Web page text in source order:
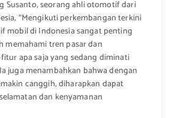
Susanto, seorang ahli otomotif dari
“Mengikuti perkembangan terkini
mobil di Indonesia sangat penting
memahami tren pasar dan
apa saja yang sedang diminati
juga menambahkan bahwa dengan
canggih, diharapkan dapat
dan kenyamanan